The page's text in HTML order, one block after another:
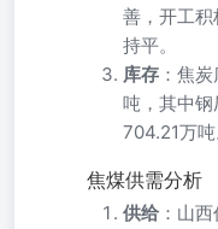
善，开工
持平。
库存 ：焦
吨，其中钢
704.21万吨
焦煤供需分析
供给 ：山